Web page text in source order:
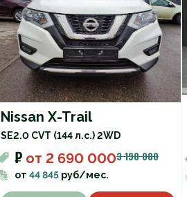
Nissan X-Trail
SE2.0 CVT (144 л.с.) 2WD
₽ от 2 690 0003 190 000
от 44 845 руб/мес.